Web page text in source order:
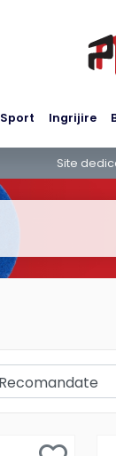
Sport Ingrijire
Site